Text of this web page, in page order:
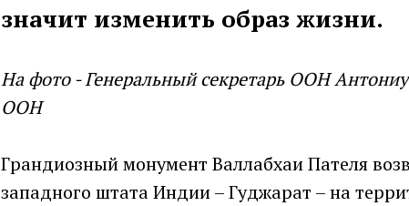
значит изменить образ жизни.
На фото - Генеральный секретарь ООН
ООН
Грандиозный монумент Валлабхаи Пателя
западного штата Индии – Гуджарат – на